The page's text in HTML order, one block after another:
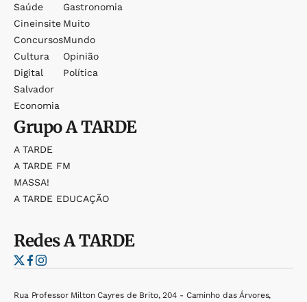
Saúde
Cineinsite
Concursos
Cultura
Digital
Salvador
Economia
Gastronomia
Muito
Mundo
Opinião
Política
GrupoA TARDE
A TARDE
A TARDE FM
MASSA!
A TARDE EDUCAÇÃO
RedesA TARDE
Rua Professor Milton Cayres de Brito, 204 - Caminho das Árvores,